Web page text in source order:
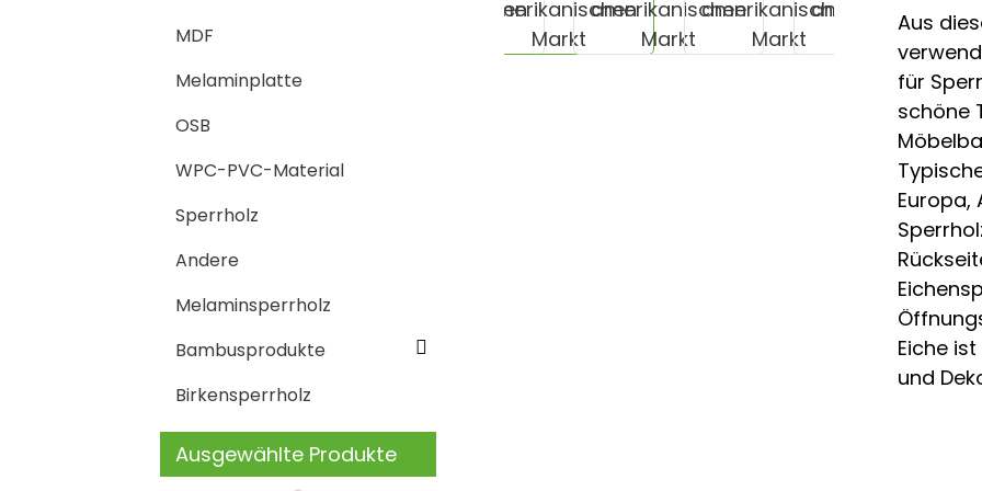
MDF
Melaminplatte
OSB
WPC-PVC-Material
Sperrholz
Andere
Melaminsperrholz
Bambusprodukte
Birkensperrholz
Ausgewählte Produkte
Aus
für
schöne
Europa,
Eiche
und